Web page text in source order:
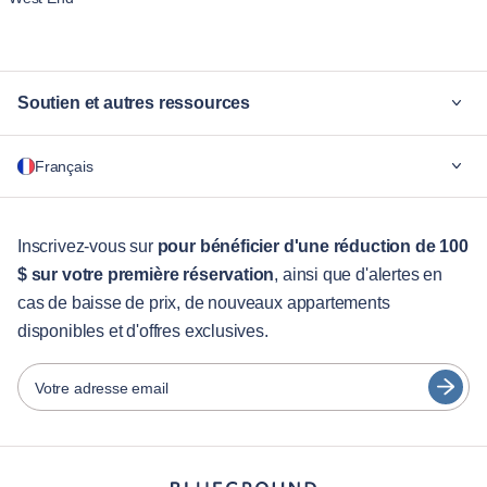
Soutien et autres ressources
Pour les entreprises
Services aux visiteurs
Guides des villes
Partenaires
Opérateurs de location de meubles
Propriétaires
Partenaires de franchise
Français
English
Português
Español
Français
Türkçe
Inscrivez-vous sur pour bénéficier d'une réduction de 100
$ sur votre première réservation, ainsi que d'alertes en
cas de baisse de prix, de nouveaux appartements
disponibles et d'offres exclusives.
Votre adresse email